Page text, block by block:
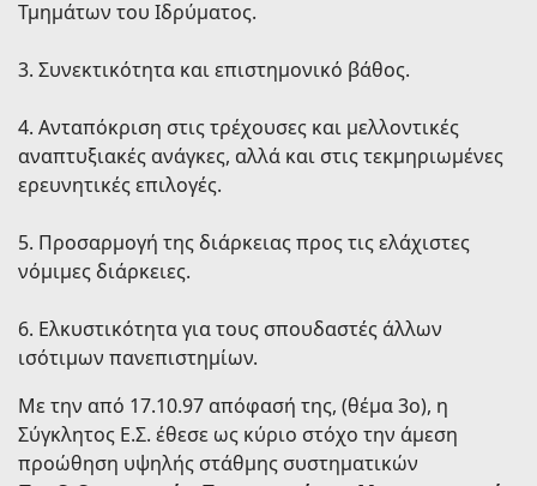
Τμημάτων του Ιδρύματος.
3. Συνεκτικότητα και επιστημονικό βάθος.
4. Ανταπόκριση στις τρέχουσες και μελλοντικές
αναπτυξιακές ανάγκες, αλλά και στις τεκμηριωμένες
ερευνητικές επιλογές.
5. Προσαρμογή της διάρκειας προς τις ελάχιστες
νόμιμες διάρκειες.
6. Ελκυστικότητα για τους σπουδαστές άλλων
ισότιμων πανεπιστημίων.
Με την από 17.10.97 απόφασή της, (θέμα 3ο), η
Σύγκλητος Ε.Σ. έθεσε ως κύριο στόχο την άμεση
προώθηση υψηλής στάθμης συστηματικών